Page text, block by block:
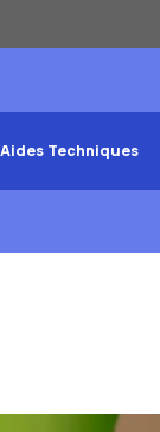
Aides Techniques